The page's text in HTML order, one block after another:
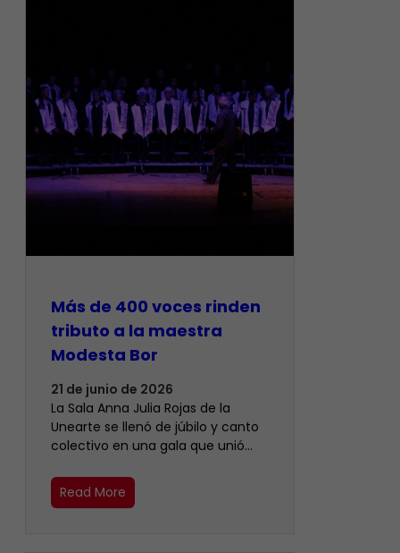
Más de 400 voces rinden
tributo a la maestra
Modesta Bor
21 de junio de 2026
​La Sala Anna Julia Rojas de la
Unearte se llenó de júbilo y canto
colectivo en una gala que unió…
Read More